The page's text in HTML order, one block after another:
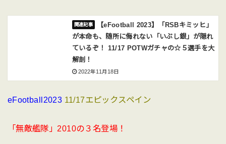
【eFootball 2023】「RSBキミッヒ」
が本命も、随所に侮れない「いぶし銀」が隠れ
ているぞ！ 11/17 POTWガチャの☆５選手を大
解剖！
2022年11月18日
eFootball2023 11/17エピックスペイン
「無敵艦隊」2010の３名登場！